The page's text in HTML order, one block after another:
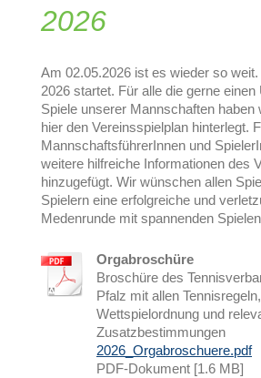
2026
Am 02.05.2026 ist es wieder so
2026 startet. Für alle die gerne
Spiele unserer Mannschaften haben
hier den Vereinsspielplan hinterlegt.
MannschaftsführerInnen und
weitere hilfreiche Informationen des
hinzugefügt. Wir wünschen allen
Spielern eine erfolgreiche und
Medenrunde mit spannenden
Orgabroschüre
Broschüre des
Pfalz mit allen
Wettspielordnung und
Zusatzbestimmungen
2026_Orgabroschuere.pdf
PDF-Dokument [1.6 MB]